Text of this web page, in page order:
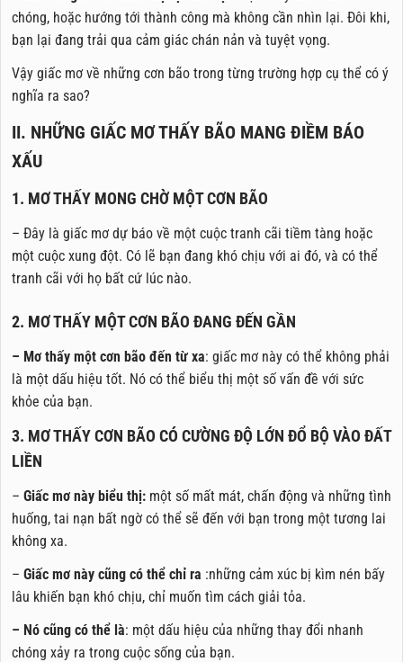
chóng, hoặc hướng tới thành công mà không cần nhìn lại. Đôi khi,
bạn lại đang trải qua cảm giác chán nản và tuyệt vọng.
Vậy giấc mơ về những cơn bão trong từng trường hợp cụ thể có ý
nghĩa ra sao?
II. NHỮNG GIẤC MƠ THẤY BÃO MANG ĐIỀM BÁO
XẤU
1. MƠ THẤY MONG CHỜ MỘT CƠN BÃO
– Đây là giấc mơ dự báo về một cuộc tranh cãi tiềm tàng hoặc
một cuộc xung đột. Có lẽ bạn đang khó chịu với ai đó, và có thể
tranh cãi với họ bất cứ lúc nào.
2. MƠ THẤY MỘT CƠN BÃO ĐANG ĐẾN GẦN
– Mơ thấy một cơn bão đến từ xa: giấc mơ này có thể không phải
là một dấu hiệu tốt. Nó có thể biểu thị một số vấn đề với sức
khỏe của bạn.
3. MƠ THẤY CƠN BÃO CÓ CƯỜNG ĐỘ LỚN ĐỔ BỘ VÀO ĐẤT
LIỀN
– Giấc mơ này biểu thị: một số mất mát, chấn động và những tình
huống, tai nạn bất ngờ có thể sẽ đến với bạn trong một tương lai
không xa.
– Giấc mơ này cũng có thể chỉ ra :những cảm xúc bị kìm nén bấy
lâu khiến bạn khó chịu, chỉ muốn tìm cách giải tỏa.
– Nó cũng có thể là: một dấu hiệu của những thay đổi nhanh
chóng xảy ra trong cuộc sống của bạn.